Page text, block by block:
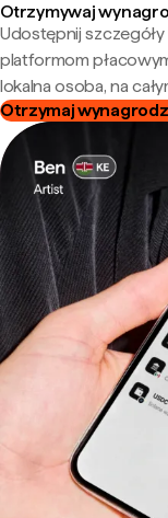
Otrzymywaj
Udostępnij szczegóły
platformom
lokalna osoba, na
Otrzymaj